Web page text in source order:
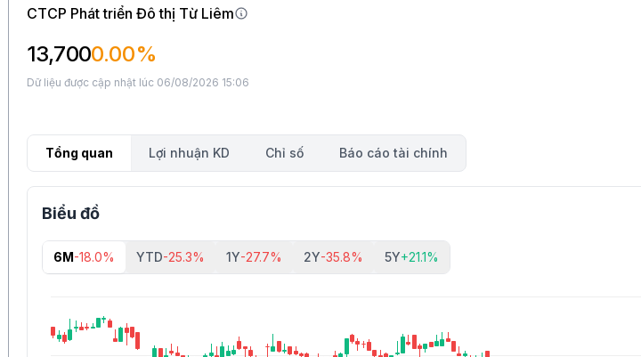
CTCP Phát triển Đô thị Từ Liêm
13,7000.00%
Dữ liệu được cập nhật lúc 06/08/2026 15:06
Tổng quan Lợi nhuận KD Chỉ số Báo cáo tài chính
Biểu đồ
6M-18.0% YTD-25.3% 1Y-27.7% 2Y-35.8% 5Y+21.1%